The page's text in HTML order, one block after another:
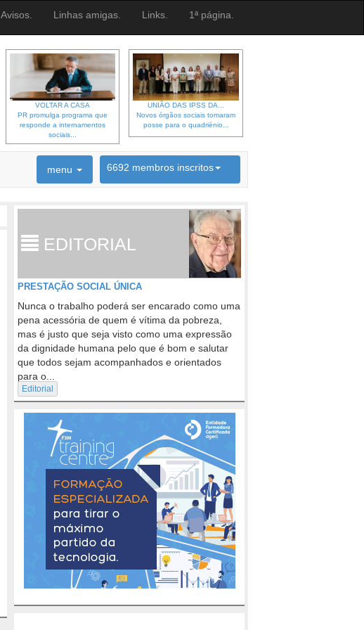
Avisos. Linhas amigas. Links. 1ª página.
VOLTAR A CASA
PR promulga programa que
responde a internamentos
sociais...
UNIÃO DAS IPSS DA...
Novos órgãos sociais tomaram
posse para o quadriénio...
menu 6692 membros inscritos
EDITORIAL
PRESTAÇÃO SOCIAL ÚNICA
Nunca o trabalho poderá ser encarado como uma
pena acessória de quem é vítima da pobreza,
mas é justo que seja visto como uma expressão
da dignidade humana pelo que é bom e salutar
que todos sejam acompanhados e orientados
para o...
Editorial